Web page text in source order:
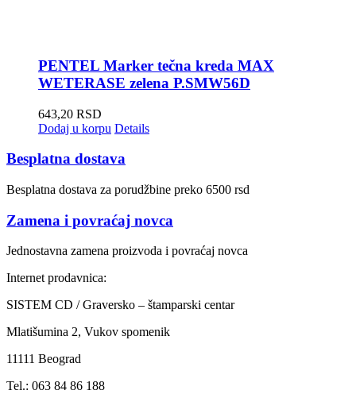
PENTEL Marker tečna kreda MAX
WETERASE zelena P.SMW56D
643,20 RSD
Dodaj u korpu Details
Besplatna dostava
Besplatna dostava za porudžbine preko 6500 rsd
Zamena i povraćaj novca
Jednostavna zamena proizvoda i povraćaj novca
Internet prodavnica:
SISTEM CD / Graversko – štamparski centar
Mlatišumina 2, Vukov spomenik
11111 Beograd
Tel.: 063 84 86 188